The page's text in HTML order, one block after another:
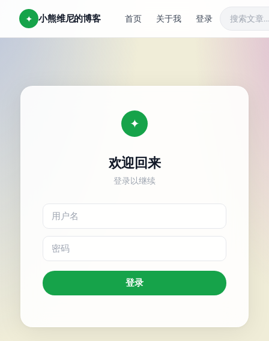
✦ 小熊维尼的博客 首页 关于我 登录
✦
欢迎回来
登录以继续